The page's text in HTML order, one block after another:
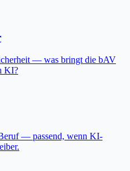
— was bringt die bAV
KI?
— passend, wenn KI-